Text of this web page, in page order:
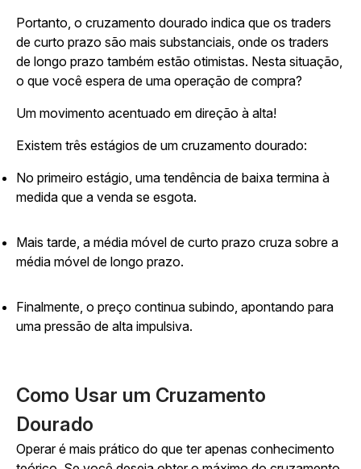
Portanto, o cruzamento dourado indica que os traders
de curto prazo são mais substanciais, onde os traders
de longo prazo também estão otimistas. Nesta situação,
o que você espera de uma operação de compra?
Um movimento acentuado em direção à alta!
Existem três estágios de um cruzamento dourado:
No primeiro estágio, uma tendência de baixa termina à
medida que a venda se esgota.
Mais tarde, a média móvel de curto prazo cruza sobre a
média móvel de longo prazo.
Finalmente, o preço continua subindo, apontando para
uma pressão de alta impulsiva.
Como Usar um Cruzamento
Dourado
Operar é mais prático do que ter apenas conhecimento